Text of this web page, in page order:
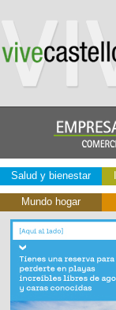
Salud y bienestar
Mundo hogar